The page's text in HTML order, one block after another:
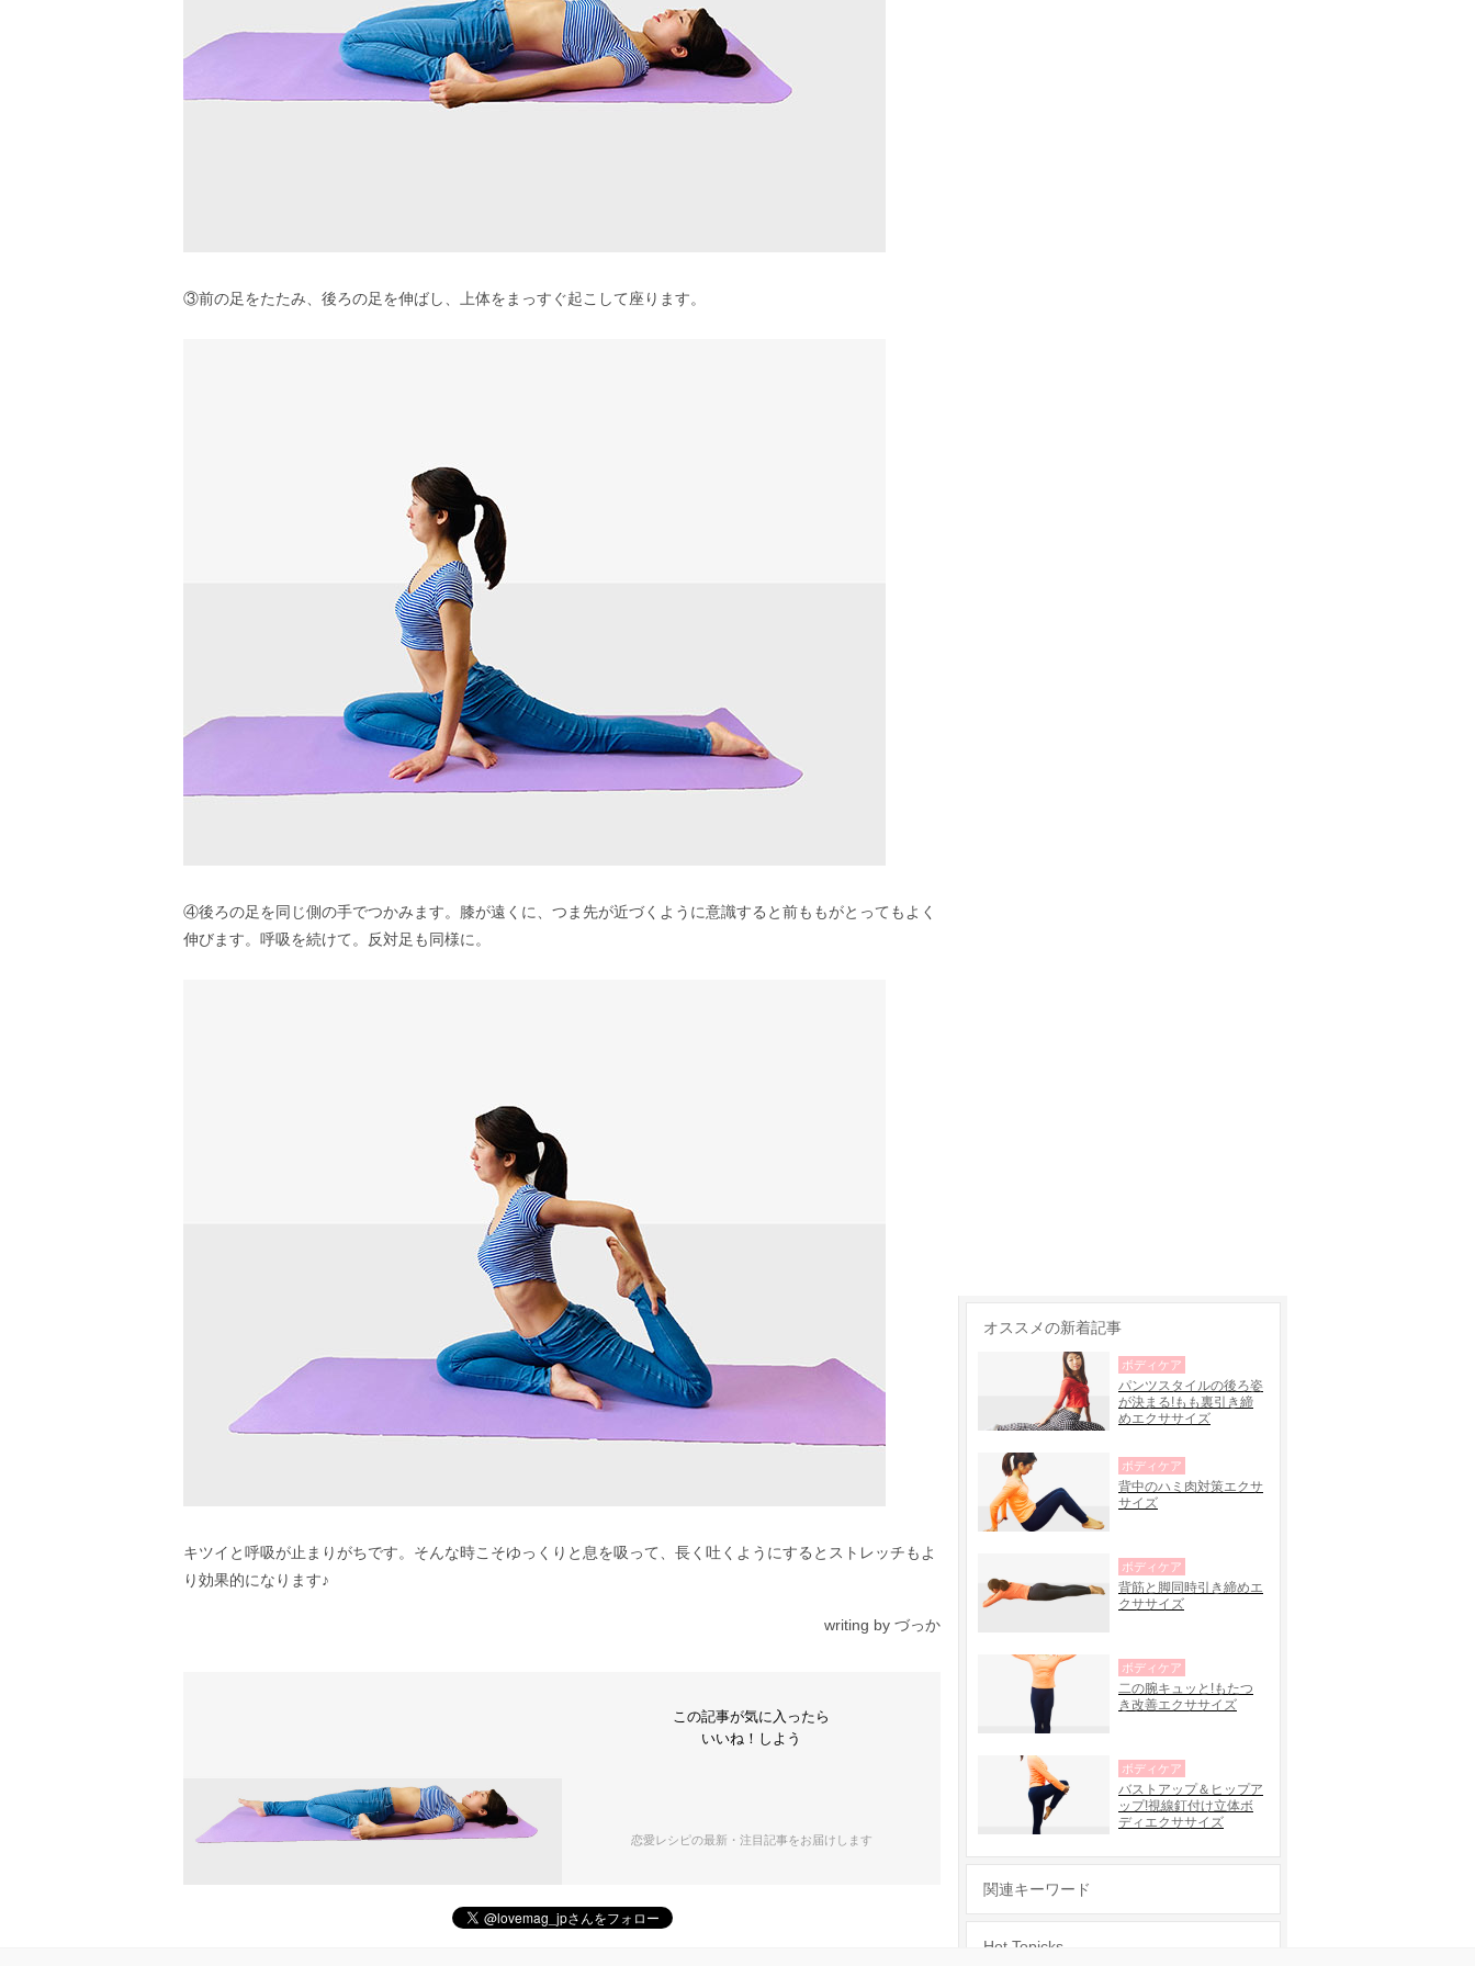
③前の足をたたみ、後ろの足を伸ばし、上体をまっすぐ起こして座ります。
④後ろの足を同じ側の手でつかみます。膝が遠くに、つま先が近づくように意識すると前ももがとってもよく
伸びます。呼吸を続けて。反対足も同様に。
キツイと呼吸が止まりがちです。そんな時こそゆっくりと息を吸って、長く吐くようにするとストレッチもよ
り効果的になります♪
writing by づっか
この記事が気に入ったら
いいね！しよう
恋愛レシピの最新・注目記事をお届けします
オススメの新着記事
パンツスタイルの後ろ姿
が決まる!もも裏引き締
めエクササイズ
ボディケア
背中のハミ肉対策エクサ
サイズ
ボディケア
背筋と脚同時引き締めエ
クササイズ
ボディケア
二の腕キュッと!もたつ
き改善エクササイズ
ボディケア
バストアップ＆ヒップア
ップ!視線釘付け立体ボ
ディエクササイズ
ボディケア
関連キーワード
Hot Topicks